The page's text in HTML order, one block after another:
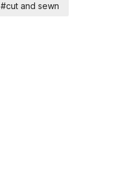
#cut and sewn